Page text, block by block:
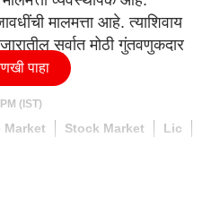
मालमत्ता आहे. त्याशिवाय
सर्वात मोठी गुंतवणुकदार
(IST)
Market Stock Market
Lic
पाहा